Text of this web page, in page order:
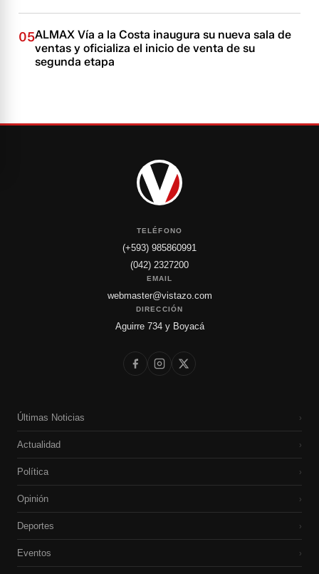
05ALMAX Vía a la Costa inaugura su nueva sala de
ventas y oficializa el inicio de venta de su
segunda etapa
TELÉFONO
(+593) 985860991
(042) 2327200
EMAIL
webmaster@vistazo.com
DIRECCIÓN
Aguirre 734 y Boyacá
Últimas Noticias ›
Actualidad ›
Política ›
Opinión ›
Deportes ›
Eventos ›